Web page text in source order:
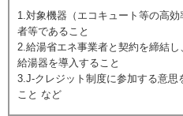
1.対象機器（エコキュート等の高
者等であること
2.給湯省エネ事業者と契約を締結
給湯器を導入すること
3.J-クレジット制度に参加する意
こと など